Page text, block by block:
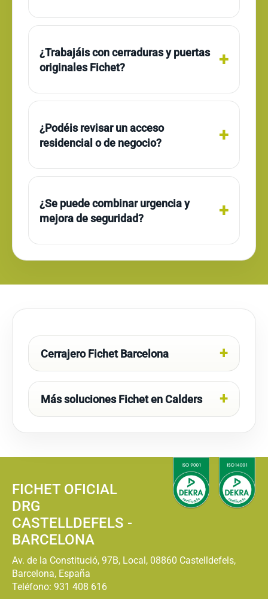
¿Trabajáis con cerraduras y puertas
originales Fichet?
¿Podéis revisar un acceso
residencial o de negocio?
¿Se puede combinar urgencia y
mejora de seguridad?
Cerrajero Fichet Barcelona
Más soluciones Fichet en Calders
FICHET OFICIAL
DRG
CASTELLDEFELS -
BARCELONA
Av. de la Constitució, 97B, Local, 08860 Castelldefels,
Barcelona, España
Teléfono: 931 408 616